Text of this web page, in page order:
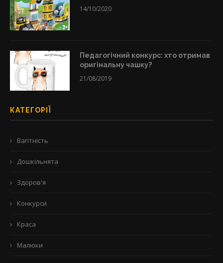
14/10/2020
Педагогічний конкурс: хто отримав
оригінальну чашку?
21/08/2019
КАТЕГОРІЇ
Вагітність
Дошкільнята
Здоров'я
Конкурси
Краса
Малюки